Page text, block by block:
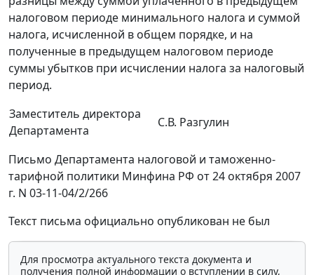
налоговом периоде минимального налога и суммой
налога, исчисленной в общем порядке, и на
полученные в предыдущем налоговом периоде
суммы убытков при исчислении налога за налоговый
период.
Заместитель директора
Департамента
С.В. Разгулин
Письмо Департамента налоговой и таможенно-
тарифной политики Минфина РФ от 24 октября 2007
г. N 03-11-04/2/266
Текст письма официально опубликован не был
Для просмотра актуального текста документа и
получения полной информации о вступлении в силу,